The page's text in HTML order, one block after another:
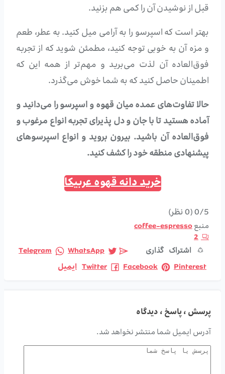
قبل از نوشیدن آن را کمی هم بزنید.
بهتر است که اسپرسو را به آرامی میل کنید. به عطر، طعم
و مزه آن به خوبی توجه کنید، مطمئن شوید که از تجربه
فوق‌العاده آن لذت می‌برید و مهم‌تر از همه این که
اطمینان حاصل کنید که به شما خوش می‌گذرد.
حالا تفاوت‌های عمده میان قهوه و اسپرسو را می‌دانید و
آماده هستید تا با جان و دل پذیرای تجربه انواع مرغوب و
فوق‌العاده آن باشید. بیرون بروید و انواع اسپرسوهای
پیشنهادی منطقه خود را کشف کنید.
خرید دانه قهوه عربیکا
0/5(0 نظر)
منبعcoffee-espresso
2
اشتراک گذاری
Telegram
WhatsApp
Twitter
Facebook Pinterest ایمیل
پرسش ، پاسخ ، دیدگاه
آدرس ایمیل شما منتشر نخواهد شد.